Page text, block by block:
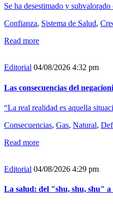
Se ha desestimado y
Confianza, Sistema de Salud,
Read more
Editorial 04/08/2026 4:32 pm
Las consecuencias del
“La real realidad es aquella
Consecuencias, Gas, Natural,
Read more
Editorial 04/08/2026 4:29 pm
La salud: del "shu, shu, shu"